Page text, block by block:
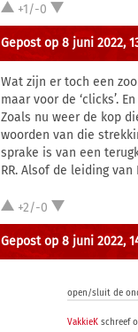
+1/-0
Gepost op 8 juni 2022,
Wat zijn er toch een
maar voor de ‘clicks’.
Zoals nu weer de kop
woorden van die
sprake is van een
RR. Alsof de leiding
+2/-0
Gepost op 8 juni 2022,
open/sluit de
VakkieK schreef